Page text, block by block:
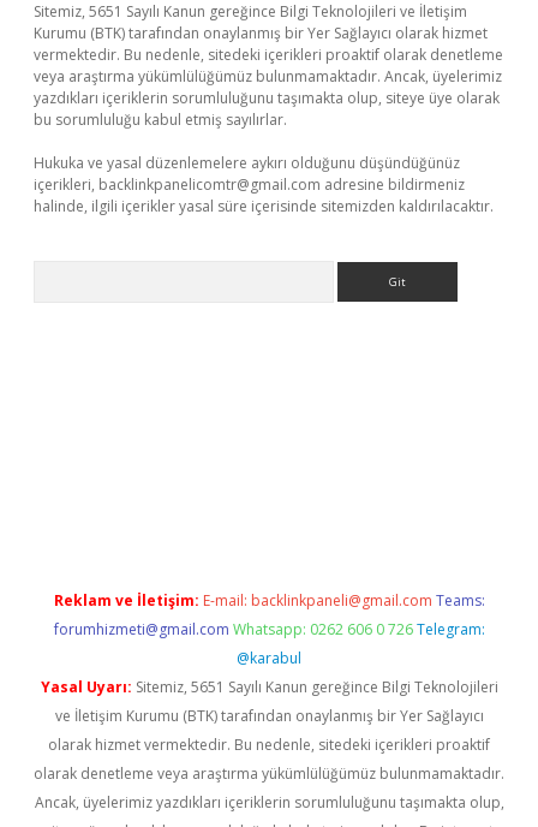
Sitemiz, 5651 Sayılı Kanun gereğince Bilgi Teknolojileri ve İletişim
Kurumu (BTK) tarafından onaylanmış bir Yer Sağlayıcı olarak hizmet
vermektedir. Bu nedenle, sitedeki içerikleri proaktif olarak denetleme
veya araştırma yükümlülüğümüz bulunmamaktadır. Ancak, üyelerimiz
yazdıkları içeriklerin sorumluluğunu taşımakta olup, siteye üye olarak
bu sorumluluğu kabul etmiş sayılırlar.
Hukuka ve yasal düzenlemelere aykırı olduğunu düşündüğünüz
içerikleri, backlinkpanelicomtr@gmail.com adresine bildirmeniz
halinde, ilgili içerikler yasal süre içerisinde sitemizden kaldırılacaktır.
Reklam ve İletişim: E-mail: backlinkpaneli@gmail.com Teams:
forumhizmeti@gmail.com Whatsapp: 0262 606 0 726 Telegram:
@karabul
Yasal Uyarı: Sitemiz, 5651 Sayılı Kanun gereğince Bilgi Teknolojileri
ve İletişim Kurumu (BTK) tarafından onaylanmış bir Yer Sağlayıcı
olarak hizmet vermektedir. Bu nedenle, sitedeki içerikleri proaktif
olarak denetleme veya araştırma yükümlülüğümüz bulunmamaktadır.
Ancak, üyelerimiz yazdıkları içeriklerin sorumluluğunu taşımakta olup,